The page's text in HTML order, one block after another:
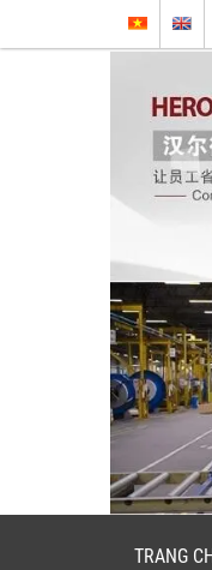
TRANG